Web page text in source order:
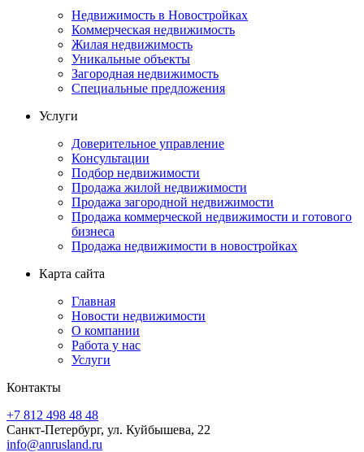
Недвижимость в Новостройках
Коммерческая недвижимость
Жилая недвижимость
Уникальные объекты
Загородная недвижимость
Специальные предложения
Услуги
Доверительное управление
Консультации
Подбор недвижимости
Продажа жилой недвижимости
Продажа загородной недвижимости
Продажа коммерческой недвижимости и готового
бизнеса
Продажа недвижимости в новостройках
Карта сайта
Главная
Новости недвижимости
О компании
Работа у нас
Услуги
Контакты
+7 812 498 48 48
Санкт-Петербург, ул. Куйбышева, 22
info@anrusland.ru